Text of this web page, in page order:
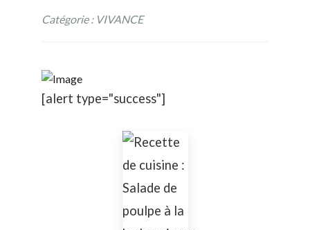
Catégorie : VIVANCE
[alert type="success"]